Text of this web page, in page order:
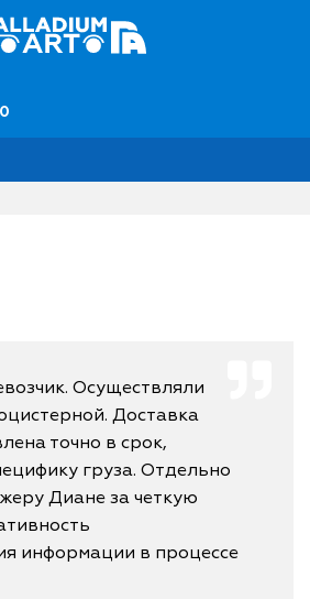
Осуществляли
Доставка
точно в срок,
груза. Отдельно
Диане за четкую
информации в процессе